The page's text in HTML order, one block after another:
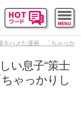
をハメた漫画 「ちゃっか
い息子“策士
ゃっかりし